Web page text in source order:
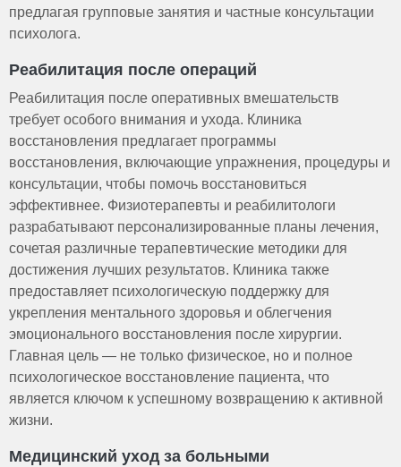
предлагая групповые занятия и частные консультации
психолога.
Реабилитация после операций
Реабилитация после оперативных вмешательств
требует особого внимания и ухода. Клиника
восстановления предлагает программы
восстановления, включающие упражнения, процедуры и
консультации, чтобы помочь восстановиться
эффективнее. Физиотерапевты и реабилитологи
разрабатывают персонализированные планы лечения,
сочетая различные терапевтические методики для
достижения лучших результатов. Клиника также
предоставляет психологическую поддержку для
укрепления ментального здоровья и облегчения
эмоционального восстановления после хирургии.
Главная цель — не только физическое, но и полное
психологическое восстановление пациента, что
является ключом к успешному возвращению к активной
жизни.
Медицинский уход за больными